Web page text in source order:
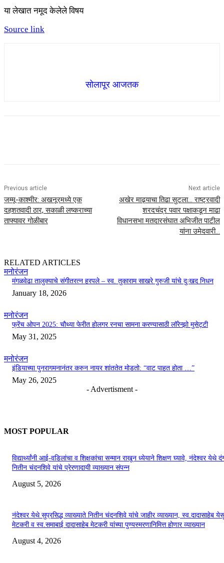
या लेखात नमूद केलेले विषय
Source link
सोलापूर आजतक
Previous article
जम्मू-काश्मीर: अखनूरमध्ये एक
दहशतवादी ठार, सकाळी लष्कराच्या
ताफ्यावर गोळीबार
Next article
अखेर माढ्याचा तिढा सुटला… राष्ट्रवादी
शरदचंद्र पवार पक्षाकडून माढा
विधानसभा मतदारसंघात अभिजीत पाटील
यांना उमेदवारी…
RELATED ARTICLES
मनोरंजन
मंगळवेढा तालुक्याचे संगीतरत्न हरपले – स्व. तुकाराम साखरे गुरुजी यांचे दुःखद निधन
January 18, 2026
मनोरंजन
फ्रेंच ओपन 2025: चौथ्या फेरीत होलगर रनचा सामना करण्यासाठी लॉरेन्झो मुसेट्टी
May 31, 2025
मनोरंजन
इंडियाच्या पुनरागमनानंतर करुन नायर शांततेत मोडतो: “वाट पाहत होता …”
May 26, 2025
- Advertisment -
MOST POPULAR
विद्यार्थ्यांनी आई-वडिलांचा व शिक्षकांचा सन्मान राखून ध्येयाने शिक्षण घ्यावे, नंदेश्वर येथे
नितीन चंदनशिवे यांचे प्रेरणादायी व्याख्यान संपन्न
August 5, 2026
नंदेश्वर येथे सुप्रसिद्ध व्याख्याते नितीन चंदनशिवे यांचे जाहीर व्याख्यान, स्व.दादासाहेब येसू
मेटकरी व स्व.समाबाई दादासाहेब मेटकरी यांच्या पुण्यस्मरणानिमित्त होणार व्याख्यान
August 4, 2026